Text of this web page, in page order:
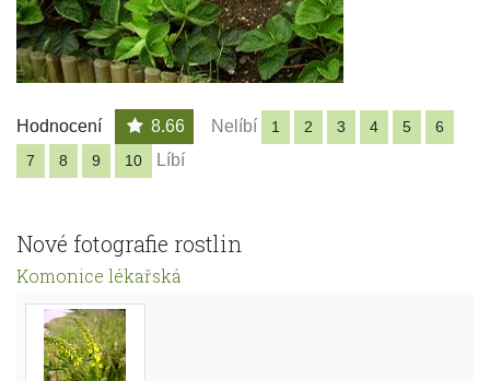
Hodnocení 8.66 Nelíbí 1 2 3 4 5
6
7
8 9 10 Líbí
Nové fotografie rostlin
Komonice lékařská